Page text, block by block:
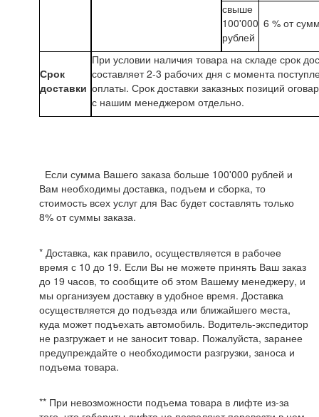
свыше
100'000
рублей
6 % от
Срок
доставки
При условии наличия товара на складе срок
составляет 2-3 рабочих дня с момента
оплаты. Срок доставки заказных позиций
с нашим менеджером отдельно.
Если сумма Вашего заказа больше 100'000 рублей и
Вам необходимы доставка, подъем и сборка, то
стоимость всех услуг для Вас будет составлять только
8% от суммы заказа.
* Доставка, как правило, осуществляется в рабочее
время с 10 до 19. Если Вы не можете принять Ваш заказ
до 19 часов, то сообщите об этом Вашему менеджеру, и
мы организуем доставку в удобное время. Доставка
осуществляется до подъезда или ближайшего места,
куда может подъехать автомобиль. Водитель-экспедитор
не разгружает и не заносит товар. Пожалуйста, заранее
предупреждайте о необходимости разгрузки, заноса и
подъема товара.
** При невозможности подъема товара в лифте из-за